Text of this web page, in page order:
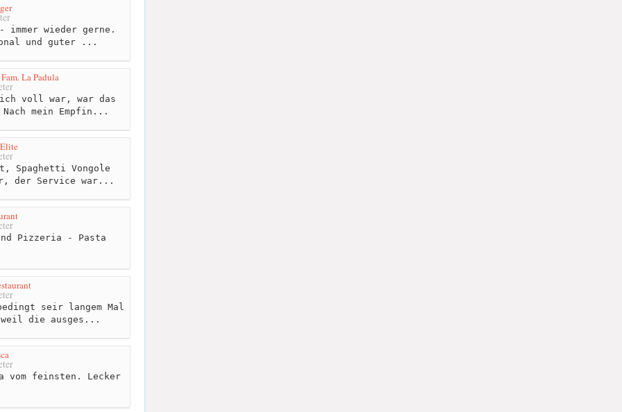
immer wieder gerne.
und guter ...
La Padula
voll war, war das
mein Empfin...
Spaghetti Vongole
der Service war...
Pizzeria - Pasta
seir langem Mal
weil die ausges...
vom feinsten. Lecker